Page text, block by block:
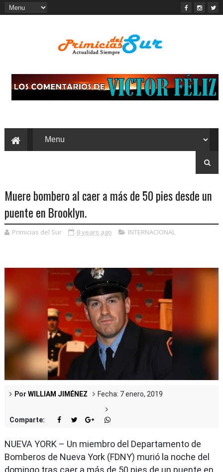
Muere bombero al caer a más de 50 pies desde un
puente en Brooklyn.
Primicias del Sur 8 years ago INTERNACIONAL
Por WILLIAM JIMÉNEZ Fecha: 7 enero, 2019
Comparte:
NUEVA YORK – Un miembro del Departamento de
Bomberos de Nueva York (FDNY) murió la noche del
domingo tras caer a más de 50 pies de un puente en